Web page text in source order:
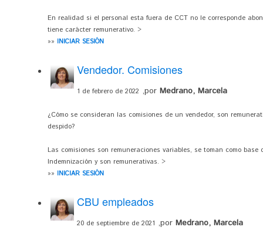
En realidad si el personal esta fuera de CCT no le corresponde
tiene carácter remunerativo. >
»» INICIAR SESIÓN
Vendedor. Comisiones
1 de febrero de 2022 ,por Medrano, Marcela
¿Cómo se consideran las comisiones de un vendedor, son
despido?
Las comisiones son remuneraciones variables, se toman como
Indemnización y son remunerativas. >
»» INICIAR SESIÓN
CBU empleados
20 de septiembre de 2021 ,por Medrano, Marcela